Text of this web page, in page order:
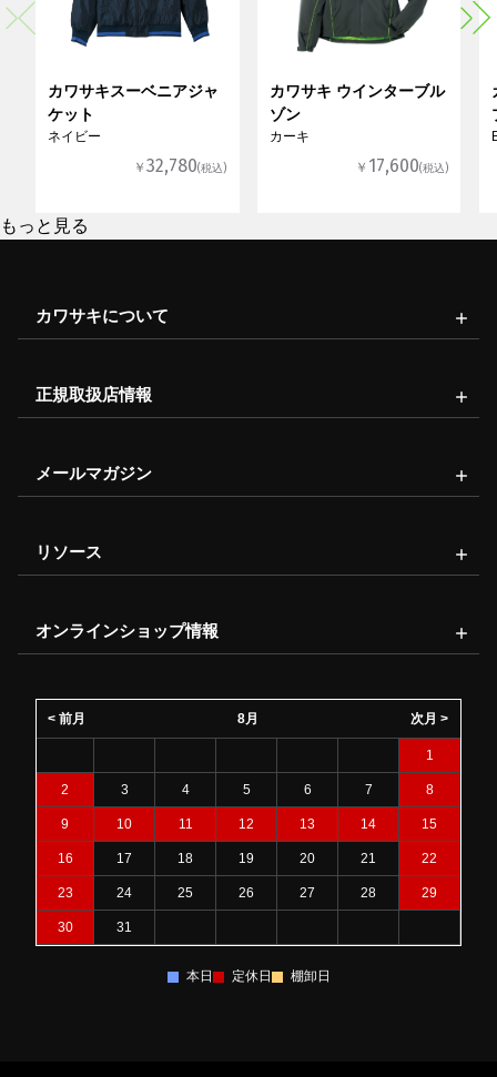
カワサキスーベニアジャ
ケット
ネイビー
￥32,780(税込)
カワサキ ウインターブル
ゾン
カーキ
￥ 17,600(税込)
もっと見る
カワサキについて
正規取扱店情報
メールマガジン
リソース
オンラインショップ情報
8月
< 前月 次月 >
1
2 3 4 5 6 7 8
9 10 11 12 13 14 15
16 17 18 19 20 21 22
23 24 25 26 27 28 29
30 31
本日 定休日 棚卸日